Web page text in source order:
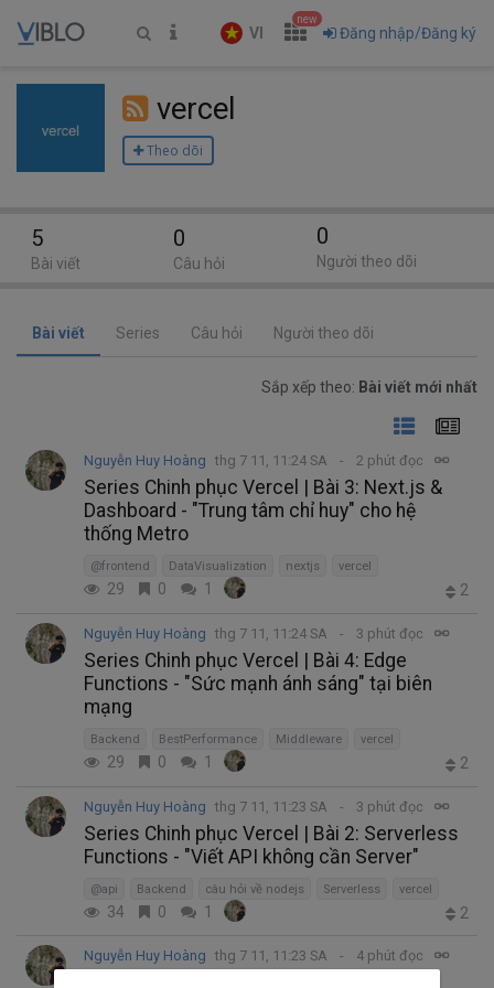
VI
new
Đăng nhập/Đăng ký
vercel
Theo dõi
Bài viết Series Câu hỏi Người theo dõi
Sắp xếp theo: Bài viết mới nhất
Nguyễn Huy Hoàng thg 7 11, 11:24 SA 2 phút đọc
Series Chinh phục Vercel | Bài 3: Next.js &
Dashboard - "Trung tâm chỉ huy" cho hệ
thống Metro
@frontend DataVisualization nextjs vercel
29 0 1 2
Nguyễn Huy Hoàng thg 7 11, 11:24 SA 3 phút đọc
Series Chinh phục Vercel | Bài 4: Edge
Functions - "Sức mạnh ánh sáng" tại biên
mạng
Backend BestPerformance Middleware vercel
29 0 1 2
Nguyễn Huy Hoàng thg 7 11, 11:23 SA 3 phút đọc
Series Chinh phục Vercel | Bài 2: Serverless
Functions - "Viết API không cần Server"
@api Backend câu hỏi về nodejs Serverless vercel
34 0 1 2
Nguyễn Huy Hoàng thg 7 11, 11:23 SA 4 phút đọc
5
Bài viết
0
Câu hỏi
0
Người theo dõi